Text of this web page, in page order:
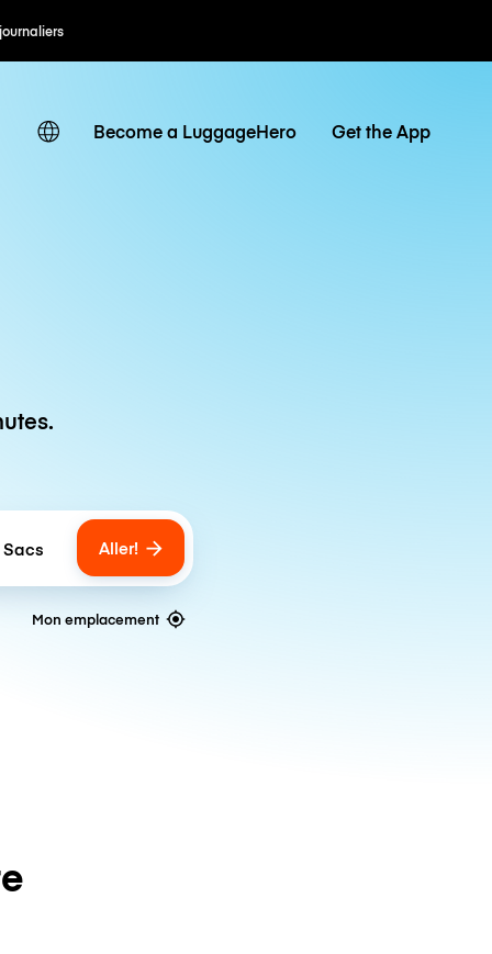
Become a LuggageHero Get the App
of bags Aller!
Mon emplacement